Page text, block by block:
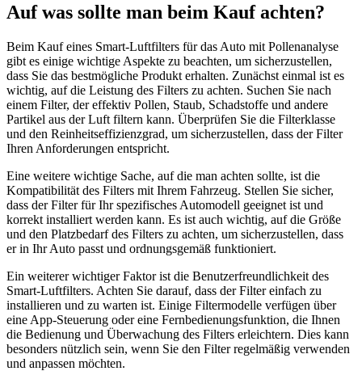
Auf was sollte man beim Kauf achten?
Beim Kauf eines Smart-Luftfilters für das Auto mit Pollenanalyse
gibt es einige wichtige Aspekte zu beachten, um sicherzustellen,
dass Sie das bestmögliche Produkt erhalten. Zunächst einmal ist es
wichtig, auf die Leistung des Filters zu achten. Suchen Sie nach
einem Filter, der effektiv Pollen, Staub, Schadstoffe und andere
Partikel aus der Luft filtern kann. Überprüfen Sie die Filterklasse
und den Reinheitseffizienzgrad, um sicherzustellen, dass der Filter
Ihren Anforderungen entspricht.
Eine weitere wichtige Sache, auf die man achten sollte, ist die
Kompatibilität des Filters mit Ihrem Fahrzeug. Stellen Sie sicher,
dass der Filter für Ihr spezifisches Automodell geeignet ist und
korrekt installiert werden kann. Es ist auch wichtig, auf die Größe
und den Platzbedarf des Filters zu achten, um sicherzustellen, dass
er in Ihr Auto passt und ordnungsgemäß funktioniert.
Ein weiterer wichtiger Faktor ist die Benutzerfreundlichkeit des
Smart-Luftfilters. Achten Sie darauf, dass der Filter einfach zu
installieren und zu warten ist. Einige Filtermodelle verfügen über
eine App-Steuerung oder eine Fernbedienungsfunktion, die Ihnen
die Bedienung und Überwachung des Filters erleichtern. Dies kann
besonders nützlich sein, wenn Sie den Filter regelmäßig verwenden
und anpassen möchten.